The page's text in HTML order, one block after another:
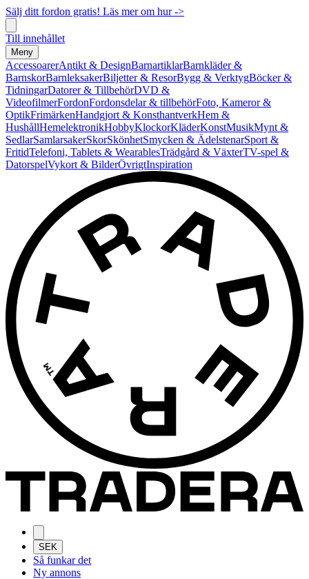
Sälj ditt fordon gratis! Läs mer om hur ->
Till innehållet
Meny
AccessoarerAntikt & DesignBarnartiklarBarnkläder &
BarnskorBarnleksakerBiljetter & ResorBygg & VerktygBöcker &
TidningarDatorer & TillbehörDVD &
VideofilmerFordonFordonsdelar & tillbehörFoto, Kameror &
OptikFrimärkenHandgjort & KonsthantverkHem &
HushållHemelektronikHobbyKlockorKläderKonstMusikMynt &
SedlarSamlarsakerSkorSkönhetSmycken & ÄdelstenarSport &
FritidTelefoni, Tablets & WearablesTrädgård & VäxterTV-spel &
DatorspelVykort & BilderÖvrigtInspiration
SEK
Så funkar det
Ny annons